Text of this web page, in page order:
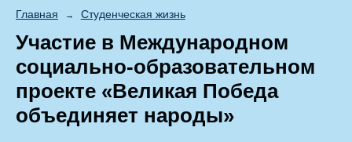
Главная → Студенческая жизнь
Участие в Международном
социально-образовательном
проекте «Великая Победа
объединяет народы»